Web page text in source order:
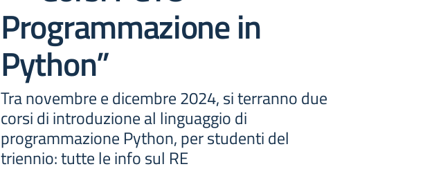
Programmazione in
Python”
Tra novembre e dicembre 2024, si terranno due
corsi di introduzione al linguaggio di
programmazione Python, per studenti del
triennio: tutte le info sul RE